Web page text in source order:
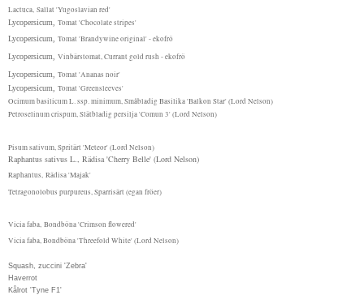
Lactuca, Sallat 'Yugoslavian red'
Lycopersicum, Tomat 'Chocolate stripes'
Lycopersicum, Tomat 'Brandywine original' - ekofrö
Lycopersicum, Vinbärstomat, Currant gold rush - ekofrö
Lycopersicum, Tomat 'Ananas noir'
Lycopersicum, Tomat 'Greensleeves'
Ocimum basilicum L. ssp. minimum, Småbladig Basilika 'Balkon Star' (Lord Nelson)
Petroselinum crispum, Slätbladig persilja 'Comun 3' (Lord Nelson)
Pisum sativum, Spritärt 'Meteor' (Lord Nelson)
Raphantus sativus L., Rädisa 'Cherry Belle' (Lord Nelson)
Raphantus, Rädisa 'Majak'
Tetragonolobus purpureus, Sparrisärt (egan fröer)
Vicia faba, Bondböna 'Crimson flowered'
Vicia faba, Bondböna 'Threefold White' (Lord Nelson)
Squash, zuccini 'Zebra'
Haverrot
Kålrot 'Tyne F1'